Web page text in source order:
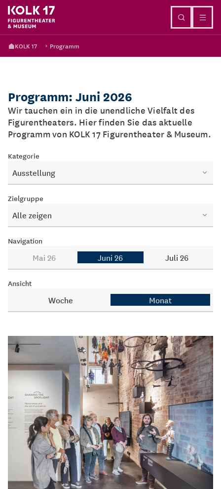
KOLK 17 Programm
Programm: Juni 2026
Wir tauchen ein in die unendliche Vielfalt des
Figurentheaters. Hier finden Sie das aktuelle
Programm von KOLK 17 Figurentheater & Museum.
Kategorie
Ausstellung
Zielgruppe
Alle zeigen
Navigation
Mai 26 Juni 26 Juli 26
Ansicht
Woche Monat